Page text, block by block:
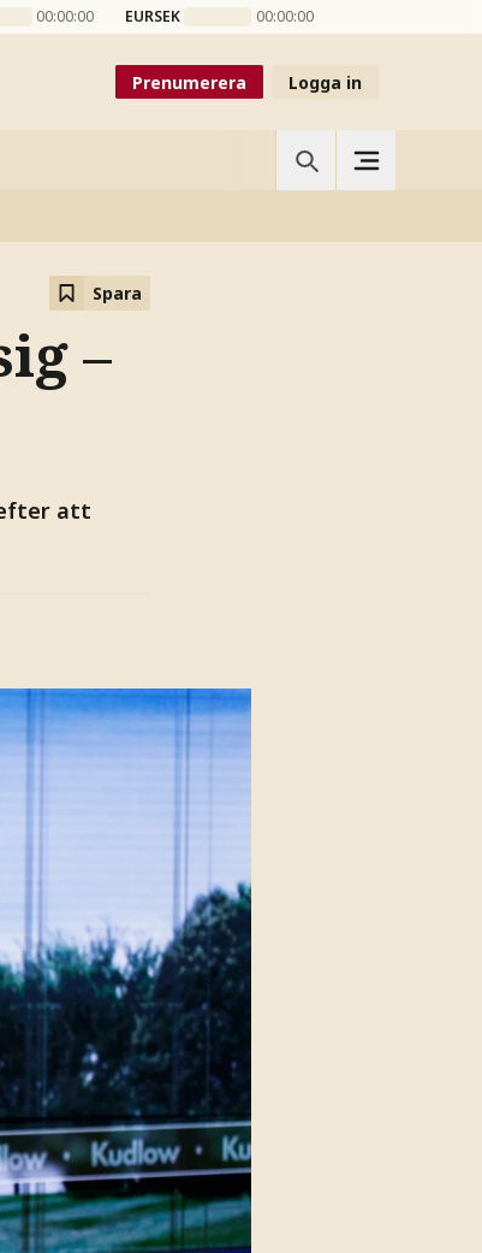
00:00:00 EURSEK 00:00:00
Prenumerera Logga in
Spara
–
att